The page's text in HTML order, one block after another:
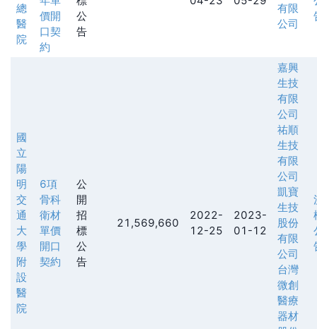
總
醫
院
價開
口契
約
公
告
有限
公司
國
立
陽
明
交
通
大
學
附
設
醫
院
6項
骨科
衛材
單價
開口
契約
公
開
招
標
公
告
21,569,660
2022-
12-25
2023-
01-12
嘉興
生技
有限
公司
祐順
生技
有限
公司
凱寶
生技
股份
有限
公司
台灣
微創
醫療
器材